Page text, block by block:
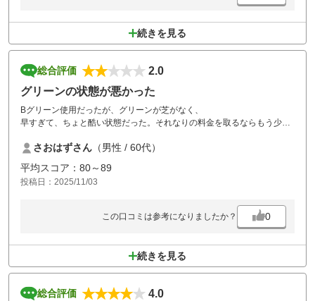
続きを見る
総合評価
2.0
グリーンの状態が悪かった
Bグリーン使用だったが、グリーンが芝がなく、
早すぎて、ちょと酷い状態だった。それなりの料金を取るならもう少し
さおはずさん （男性 / 60代）
平均スコア：80～89
投稿日：2025/11/03
この口コミは参考になりましたか？ 0
続きを見る
総合評価
4.0